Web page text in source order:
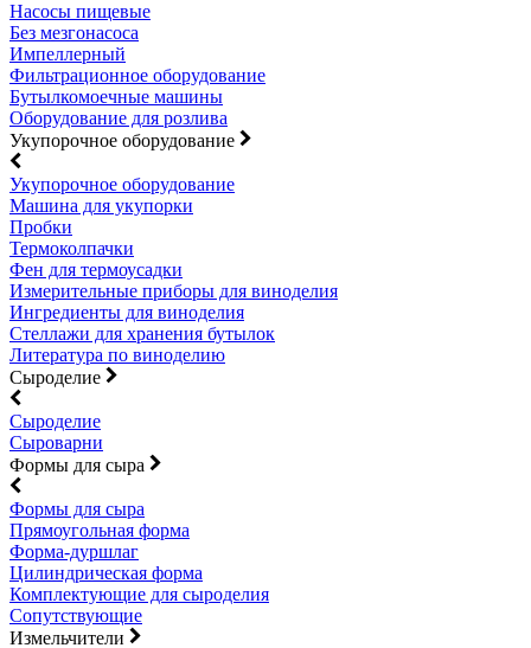
Насосы пищевые
Без мезгонасоса
Импеллерный
Фильтрационное оборудование
Бутылкомоечные машины
Оборудование для розлива
Укупорочное оборудование
Укупорочное оборудование
Машина для укупорки
Пробки
Термоколпачки
Фен для термоусадки
Измерительные приборы для виноделия
Ингредиенты для виноделия
Стеллажи для хранения бутылок
Литература по виноделию
Сыроделие
Сыроделие
Сыроварни
Формы для сыра
Формы для сыра
Прямоугольная форма
Форма-дуршлаг
Цилиндрическая форма
Комплектующие для сыроделия
Сопутствующие
Измельчители